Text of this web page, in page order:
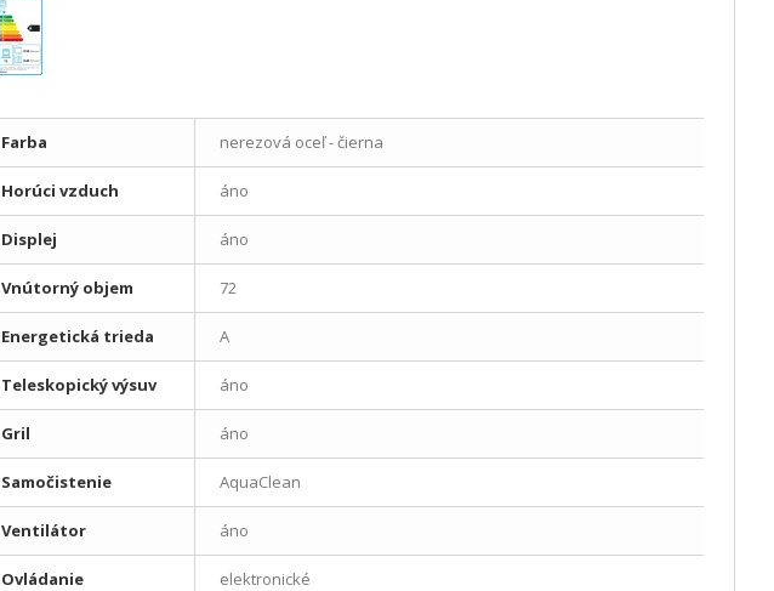
Farba nerezová oceľ - čierna
Horúci vzduch áno
Displej áno
Vnútorný objem 72
Energetická trieda A
Teleskopický výsuv áno
Gril áno
Samočistenie AquaClean
Ventilátor áno
Ovládanie elektronické